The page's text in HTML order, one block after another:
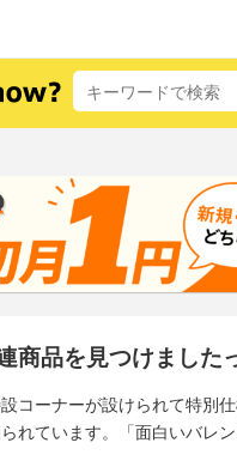
商品を見つけました
コーナーが設けられて特別
れています。「面白いバレ